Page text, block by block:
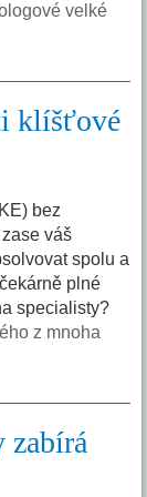
velké
klíšťové
bez
váš
spolu a
plné
specialisty?
z mnoha
zabírá